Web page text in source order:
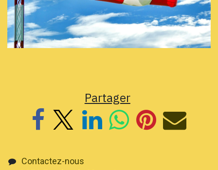
Partager
Contactez-nous